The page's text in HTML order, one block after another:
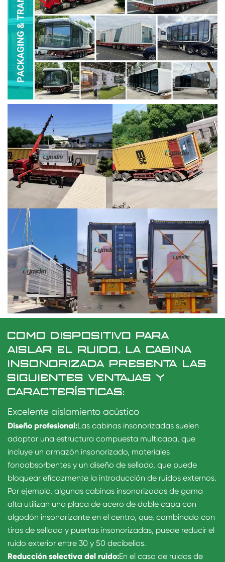
COMO DISPOSITIVO PARA
AISLAR EL RUIDO, LA CABINA
INSONORIZADA PRESENTA LAS
SIGUIENTES VENTAJAS Y
CARACTERÍSTICAS:
Excelente aislamiento acústico
Diseño profesional:Las cabinas insonorizadas suelen
adoptar una estructura compuesta multicapa, que
incluye un armazón insonorizado, materiales
fonoabsorbentes y un diseño de sellado, que puede
bloquear eficazmente la introducción de ruidos externos.
Por ejemplo, algunas cabinas insonorizadas de gama
alta utilizan una placa de acero de doble capa con
algodón insonorizante en el centro, que, combinado con
tiras de sellado y puertas insonorizadas, puede reducir el
ruido exterior entre 30 y 50 decibelios.
Reducción selectiva del ruido:En el caso de ruidos de